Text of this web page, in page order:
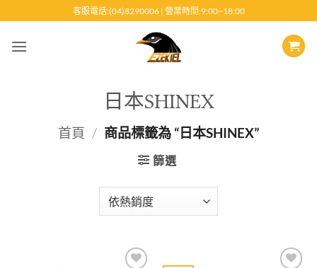
至
客服電話:(04)8290006 | 營業時間:9:00~18:00
日本SHINEX
首頁 / 商品標籤為 “日本SHINEX”
篩選